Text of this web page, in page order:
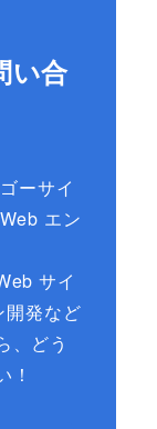
い合
ーサイ
エン
サイ
開発など
、どう
！